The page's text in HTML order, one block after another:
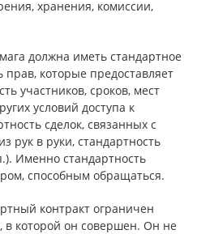
хранения, комиссии,
должна иметь стандартное
прав, которые предоставляет
участников, сроков, мест
условий доступа к
сделок, связанных с
рук в руки, стандартность
Именно стандартность
способным обращаться.
контракт ограничен
в которой он совершен. Он не